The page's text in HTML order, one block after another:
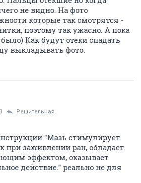
не видно. На фото
которые так смотрятся -
поэтому так ужасно. А пока
Как будут отеки спадать
выкладывать фото.
Решительная
"Мазь стимулирует
при заживлении ран, обладает
эффектом, оказывает
действие." реально не для